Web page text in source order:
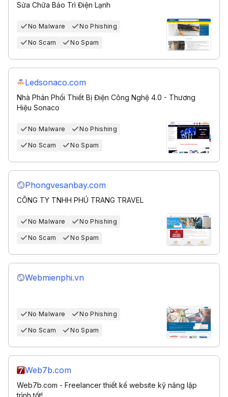
Sửa Chữa Bảo Trì Điện Lạnh
No Malware No Phishing
No Scam No Spam
Ledsonaco.com
Nhà Phân Phối Thiết Bị Điện Công Nghệ 4.0 - Thương
Hiệu Sonaco
No Malware No Phishing
No Scam No Spam
Phongvesanbay.com
CÔNG TY TNHH PHÚ TRANG TRAVEL
No Malware No Phishing
No Scam No Spam
Webmienphi.vn
No Malware No Phishing
No Scam No Spam
Web7b.com
Web7b.com - Freelancer thiết kế website kỹ năng lập